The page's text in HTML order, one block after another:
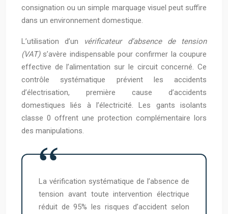
consignation ou un simple marquage visuel peut suffire
dans un environnement domestique.
L’utilisation d’un vérificateur d’absence de tension
(VAT) s’avère indispensable pour confirmer la coupure
effective de l’alimentation sur le circuit concerné. Ce
contrôle systématique prévient les accidents
d’électrisation, première cause d’accidents
domestiques liés à l’électricité. Les gants isolants
classe 0 offrent une protection complémentaire lors
des manipulations.
La vérification systématique de l’absence de
tension avant toute intervention électrique
réduit de 95% les risques d’accident selon